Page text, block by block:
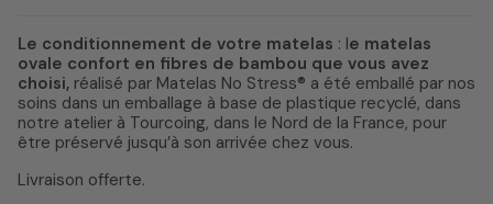
Le conditionnement de votre matelas : le matelas
ovale confort en fibres de bambou que vous avez
choisi, réalisé par Matelas No Stress® a été emballé par nos
soins dans un emballage à base de plastique recyclé, dans
notre atelier à Tourcoing, dans le Nord de la France, pour
être préservé jusqu’à son arrivée chez vous.
Livraison offerte.